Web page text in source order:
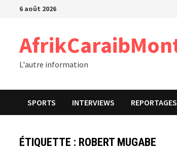
Passer6 août 2026
L'autre information
SPORTS INTERVIEWS REPORTAGES
ÉTIQUETTE : ROBERT MUGABE